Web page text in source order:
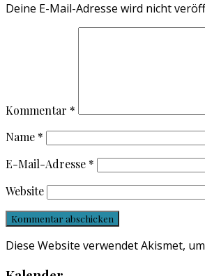
Deine E-Mail-Adresse wird nicht
Kommentar *
Name *
E-Mail-Adresse *
Website
Diese Website verwendet Akismet,